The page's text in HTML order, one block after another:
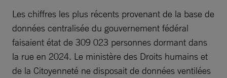
Les chiffres les plus récents provenant de la base de
données centralisée du gouvernement fédéral
faisaient état de 309 023 personnes dormant dans
la rue en 2024. Le ministère des Droits humains et
de la Citoyenneté ne disposait de données ventilées